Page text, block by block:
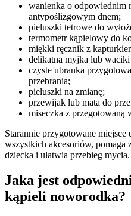
wanienka o odpowiednim
antypoślizgowym dnem;
pieluszki tetrowe do
termometr kąpielowy do
miękki ręcznik z
delikatna myjka lub waciki
czyste ubranka
przebrania;
pieluszki na zmianę;
przewijak lub mata do
miseczka z przegotowaną
Starannie przygotowane miejsce
wszystkich akcesoriów, pomaga
dziecka i ułatwia przebieg mycia.
Jaka jest
kąpieli noworodka?